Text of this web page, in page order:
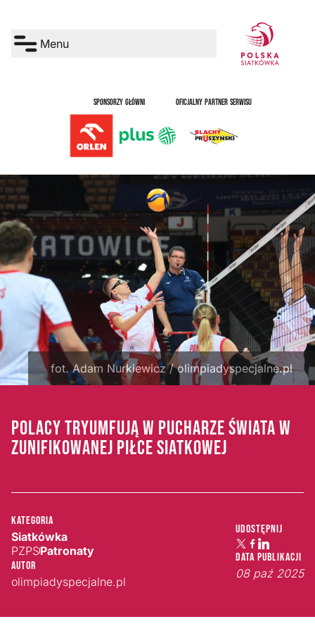
Menu
SPONSORZY GŁÓWNI OFICJALNY PARTNER SERWISU
fot. Adam Nurkiewicz / olimpiadyspecjalne.pl
POLACY TRYUMFUJĄ W PUCHARZE ŚWIATA W
ZUNIFIKOWANEJ PIŁCE SIATKOWEJ
Kategoria
Siatkówka
PZPSPatronaty
Autor
olimpiadyspecjalne.pl
Udostępnij
Data publikacji
08 paź 2025